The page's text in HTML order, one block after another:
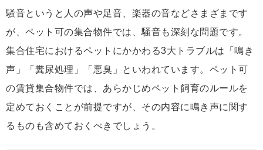
騒音というと人の声や足音、楽器の音などさまざまです
が、ペット可の集合物件では、騒音も深刻な問題です。
集合住宅におけるペットにかかわる3大トラブルは「鳴き
声」「糞尿処理」「悪臭」といわれています。ペット可
の賃貸集合物件では、あらかじめペット飼育のルールを
定めておくことが前提ですが、その内容に鳴き声に関す
るものも含めておくべきでしょう。